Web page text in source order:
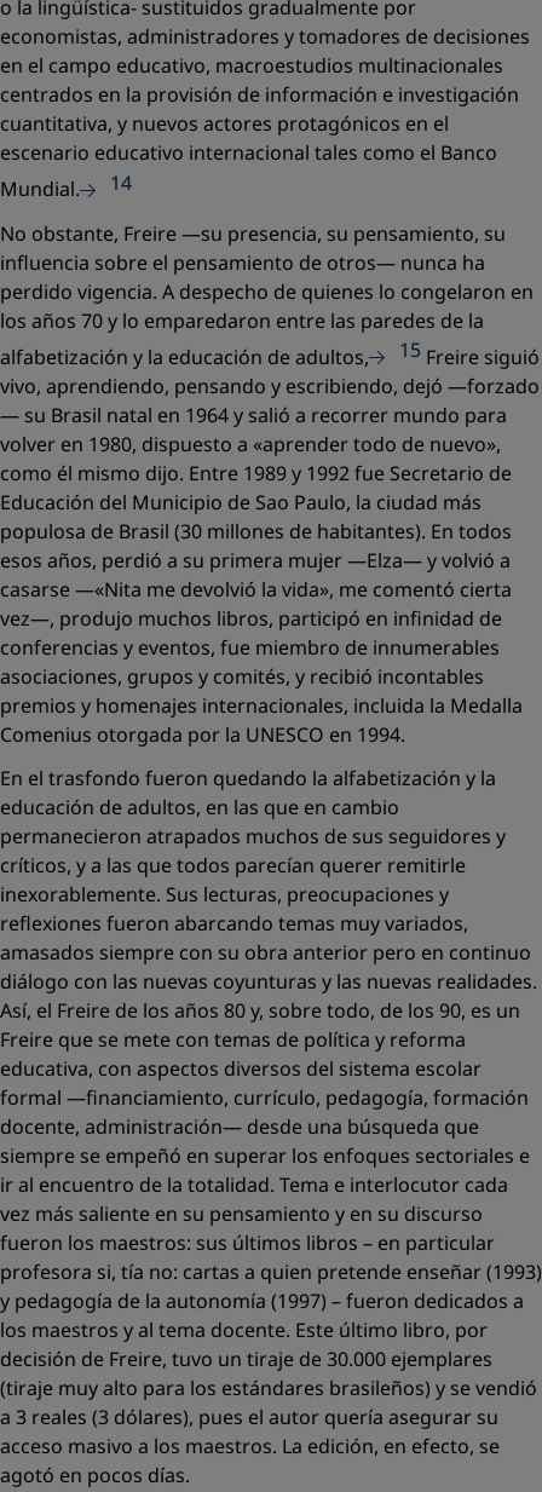
o la lingüística- sustituidos gradualmente por
economistas, administradores y tomadores de decisiones
en el campo educativo, macroestudios multinacionales
centrados en la provisión de información e investigación
cuantitativa, y nuevos actores protagónicos en el
escenario educativo internacional tales como el Banco
Mundial.
14
No obstante, Freire —su presencia, su pensamiento, su
influencia sobre el pensamiento de otros— nunca ha
perdido vigencia. A despecho de quienes lo congelaron en
los años 70 y lo emparedaron entre las paredes de la
alfabetización y la educación de adultos,
15 Freire siguió
vivo, aprendiendo, pensando y escribiendo, dejó —forzado
— su Brasil natal en 1964 y salió a recorrer mundo para
volver en 1980, dispuesto a «aprender todo de nuevo»,
como él mismo dijo. Entre 1989 y 1992 fue Secretario de
Educación del Municipio de Sao Paulo, la ciudad más
populosa de Brasil (30 millones de habitantes). En todos
esos años, perdió a su primera mujer —Elza— y volvió a
casarse —«Nita me devolvió la vida», me comentó cierta
vez—, produjo muchos libros, participó en infinidad de
conferencias y eventos, fue miembro de innumerables
asociaciones, grupos y comités, y recibió incontables
premios y homenajes internacionales, incluida la Medalla
Comenius otorgada por la UNESCO en 1994.
En el trasfondo fueron quedando la alfabetización y la
educación de adultos, en las que en cambio
permanecieron atrapados muchos de sus seguidores y
críticos, y a las que todos parecían querer remitirle
inexorablemente. Sus lecturas, preocupaciones y
reflexiones fueron abarcando temas muy variados,
amasados siempre con su obra anterior pero en continuo
diálogo con las nuevas coyunturas y las nuevas realidades.
Así, el Freire de los años 80 y, sobre todo, de los 90, es un
Freire que se mete con temas de política y reforma
educativa, con aspectos diversos del sistema escolar
formal —financiamiento, currículo, pedagogía, formación
docente, administración— desde una búsqueda que
siempre se empeñó en superar los enfoques sectoriales e
ir al encuentro de la totalidad. Tema e interlocutor cada
vez más saliente en su pensamiento y en su discurso
fueron los maestros: sus últimos libros – en particular
profesora si, tía no: cartas a quien pretende enseñar(1993)
y pedagogía de la autonomía (1997) – fueron dedicados a
los maestros y al tema docente. Este último libro, por
decisión de Freire, tuvo un tiraje de 30.000 ejemplares
(tiraje muy alto para los estándares brasileños) y se vendió
a 3 reales (3 dólares), pues el autor quería asegurar su
acceso masivo a los maestros. La edición, en efecto, se
agotó en pocos días.